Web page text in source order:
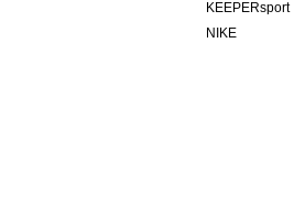
KEEPERsport
NIKE